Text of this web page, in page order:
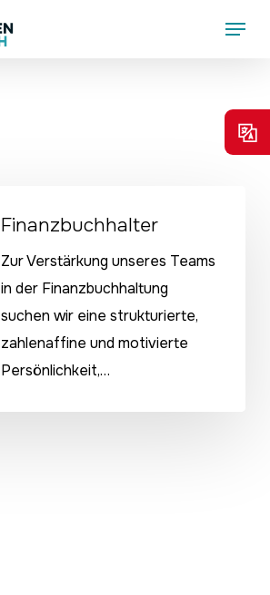
Menu
Finanzbuchhalter
Zur Verstärkung unseres Teams
in der Finanzbuchhaltung
suchen wir eine strukturierte,
zahlenaffine und motivierte
Persönlichkeit,…